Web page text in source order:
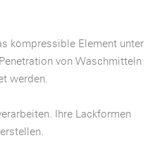
kompressible Element unter
von Waschmitteln
werden.
Ihre Lackformen